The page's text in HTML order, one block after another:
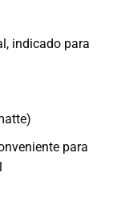
indicado para
para